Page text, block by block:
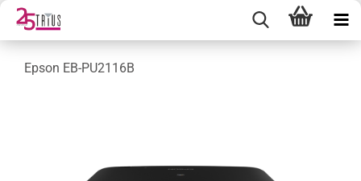
Epson EB-PU2116B